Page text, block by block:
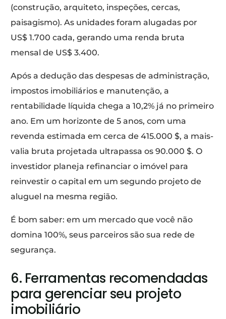
(construção, arquiteto, inspeções, cercas,
paisagismo). As unidades foram alugadas por
US$ 1.700 cada, gerando uma renda bruta
mensal de US$ 3.400.
Após a dedução das despesas de administração,
impostos imobiliários e manutenção, a
rentabilidade líquida chega a 10,2% já no primeiro
ano. Em um horizonte de 5 anos, com uma
revenda estimada em cerca de 415.000 $, a mais-
valia bruta projetada ultrapassa os 90.000 $. O
investidor planeja refinanciar o imóvel para
reinvestir o capital em um segundo projeto de
aluguel na mesma região.
É bom saber: em um mercado que você não
domina 100%, seus parceiros são sua rede de
segurança.
6. Ferramentas recomendadas
para gerenciar seu projeto
imobiliário